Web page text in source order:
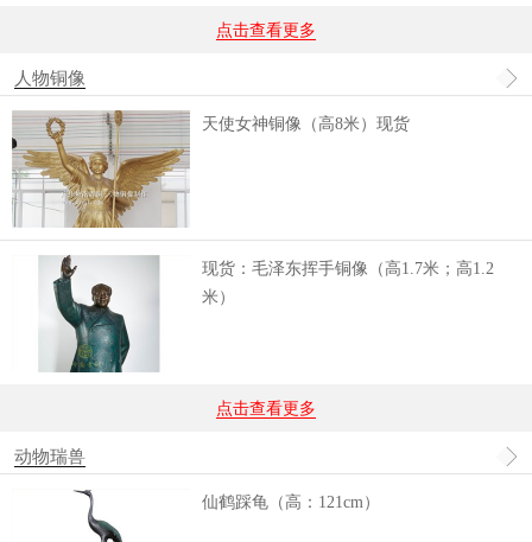
点击查看更多
人物铜像
天使女神铜像（高8米）现货
现货：毛泽东挥手铜像（高1.7米；高1.2
米）
点击查看更多
动物瑞兽
仙鹤踩龟（高：121cm）